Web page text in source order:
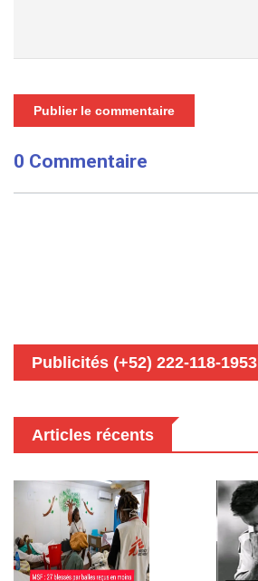
Publier le commentaire
0 Commentaire
Publicités (+52) 222-118-1953
Articles récents